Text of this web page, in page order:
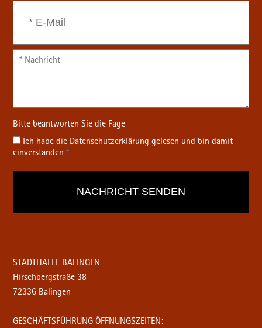
Ich habe dieDatenschutz­erklärunggelesen und bin damit
einverstanden*
STADTHALLE BALINGEN
Hirschbergstraße 38
72336 Balingen
GESCHÄFTSFÜHRUNG ÖFFNUNGSZEITEN: